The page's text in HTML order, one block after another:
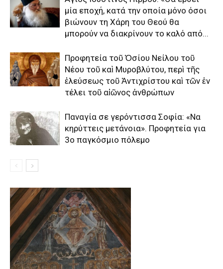
μία εποχή, κατά την οποία μόνο όσοι
βιώνουν τη Χάρη του Θεού θα
μπορούν να διακρίνουν το καλό από...
Προφητεία τοῦ Ὁσίου Νείλου τοῦ
Νέου τοῦ καὶ Μυροβλύτου, περὶ τῆς
ἐλεύσεως τοῦ Ἀντιχρίστου καὶ τῶν ἐν
τέλει τοῦ αἰῶνος ἀνθρώπων
Παναγία σε γερόντισσα Σοφία: «Να
κηρύττεις μετάνοια». Προφητεία για
3ο παγκόσμιο πόλεμο